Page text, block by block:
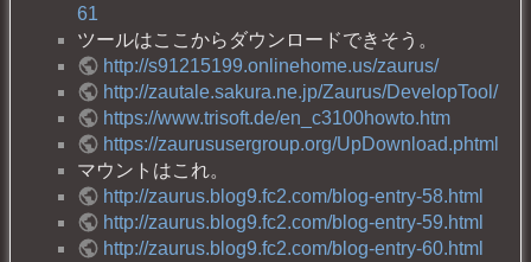
61
ツールはここからダウンロードできそう。
http://s91215199.onlinehome.us/zaurus/
http://zautale.sakura.ne.jp/Zaurus/DevelopTool/
https://www.trisoft.de/en_c3100howto.htm
https://zaurususergroup.org/UpDownload.phtml
マウントはこれ。
http://zaurus.blog9.fc2.com/blog-entry-58.html
http://zaurus.blog9.fc2.com/blog-entry-59.html
http://zaurus.blog9.fc2.com/blog-entry-60.html